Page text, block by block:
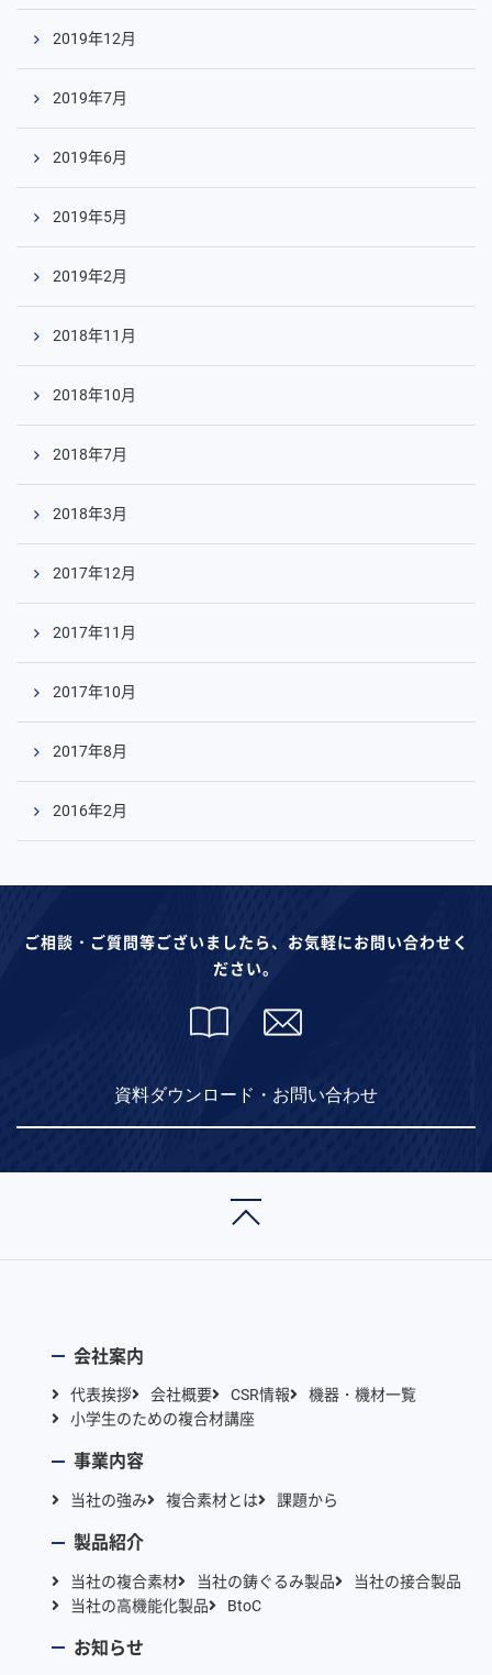
2019年12月
2019年7月
2019年6月
2019年5月
2019年2月
2018年11月
2018年10月
2018年7月
2018年3月
2017年12月
2017年11月
2017年10月
2017年8月
2016年2月
ご相談・ご質問等ございましたら、お気軽にお問い合わせく
ださい。
資料ダウンロード・お問い合わせ
会社案内
代表挨拶 会社概要 CSR情報
機器・機材一覧
小学生のための複合材講座
事業内容
当社の強み 複合素材とは 課題から
製品紹介
当社の複合素材 当社の鋳ぐるみ製品
当社の接合製品
当社の高機能化製品
BtoC
お知らせ